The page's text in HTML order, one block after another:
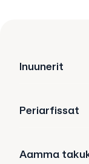
Inuunerit
Periarfissat
Aamma